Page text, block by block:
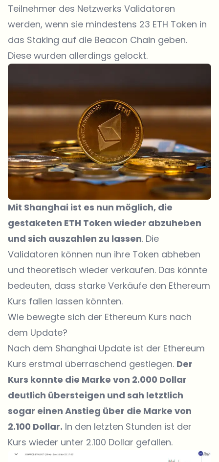
Teilnehmer des Netzwerks Validatoren
werden, wenn sie mindestens 23 ETH Token in
das Staking auf die Beacon Chain geben.
Diese wurden allerdings gelockt.
Mit Shanghai ist es nun möglich, die
gestaketen ETH Token wieder abzuheben
und sich auszahlen zu lassen. Die
Validatoren können nun ihre Token abheben
und theoretisch wieder verkaufen. Das könnte
bedeuten, dass starke Verkäufe den Ethereum
Kurs fallen lassen könnten.
Wie bewegte sich der Ethereum Kurs nach
dem Update?
Nach dem Shanghai Update ist der Ethereum
Kurs erstmal überraschend gestiegen. Der
Kurs konnte die Marke von 2.000 Dollar
deutlich übersteigen und sah letztlich
sogar einen Anstieg über die Marke von
2.100 Dollar. In den letzten Stunden ist der
Kurs wieder unter 2.100 Dollar gefallen.